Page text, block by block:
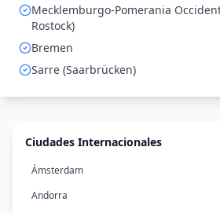
Mecklemburgo-Pomerania
Rostock)
Bremen
Sarre (Saarbrücken)
Ciudades Internacionales
Ámsterdam
Andorra